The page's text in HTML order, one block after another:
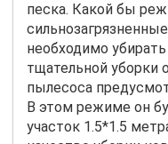
песка. Какой бы
необходимо
тщательной уборки
пылесоса
В этом режиме он
участок 1.5*1.5